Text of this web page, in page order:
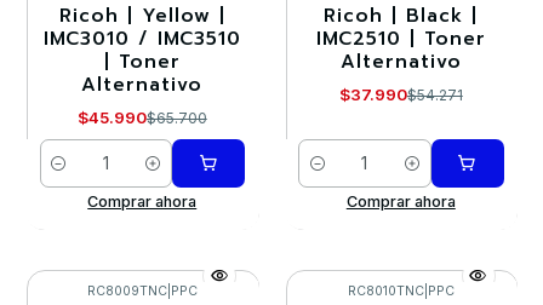
-30%
Ricoh | Yellow |
IMC3010 / IMC3510
| Toner
Alternativo
$45.990$65.700
Cantidad
Comprar ahora
-30%
Ricoh | Black |
IMC2510 | Toner
Alternativo
$37.990$54.271
Cantidad
Comprar ahora
RC8009TNC| PPC RC8010TNC| PPC